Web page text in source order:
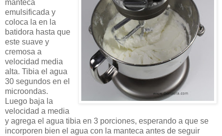
manteca
emulsificada y
coloca la en la
batidora hasta que
este suave y
cremosa a
velocidad media
alta. Tibia el agua
30 segundos en el
microondas.
Luego baja la
velocidad a media
y agrega el agua tibia en 3 porciones, esperando a que se
incorporen bien el agua con la manteca antes de seguir